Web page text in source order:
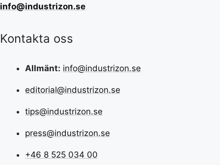
info@industrizon.se
Kontakta oss
Allmänt: info@industrizon.se
editorial@industrizon.se
tips@industrizon.se
press@industrizon.se
+46 8 525 034 00